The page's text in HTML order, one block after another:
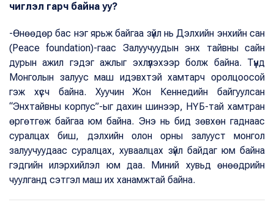
чиглэл гарч байна уу?
-Өнөөдөр бас нэг ярьж байгаа зүйл нь Дэлхийн энхийн сан
(Peace foundation)-гаас Залуучуудын энх тайвны сайн
дурын ажил гэдэг ажлыг эхлүүлэхээр болж байна. Түүнд
Монголын залуус маш идэвхтэй хамтарч оролцоосой
гэж хүсч байна. Хуучин Жон Кеннедийн байгуулсан
“Энхтайвны корпус”-ыг дахин шинээр, НҮБ-тай хамтран
өргөтгөж байгаа юм байна. Энэ нь бид зөвхөн гаднаас
суралцах биш, дэлхийн олон орны залууст монгол
залуучуудаас суралцах, хуваалцах зүйл байдаг юм байна
гэдгийн илэрхийлэл юм даа. Миний хувьд өнөөдрийн
чуулганд сэтгэл маш их ханамжтай байна.